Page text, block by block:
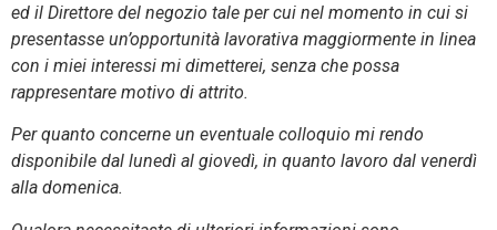
ed il Direttore del negozio tale per cui nel momento in cui si
presentasse un’opportunità lavorativa maggiormente in linea
con i miei interessi mi dimetterei, senza che possa
rappresentare motivo di attrito.
Per quanto concerne un eventuale colloquio mi rendo
disponibile dal lunedì al giovedì, in quanto lavoro dal venerdì
alla domenica.